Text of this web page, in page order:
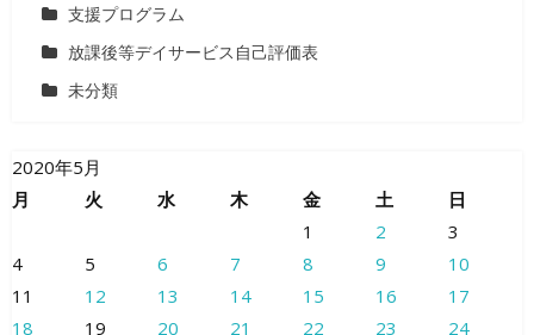
支援プログラム
放課後等デイサービス自己評価表
未分類
2020年5月
月
火 水 木 金 土
日
1
2
3
4
5 6 7 8 9
10
11
12 13 14 15 16
17
18
19 20 21 22 23 24